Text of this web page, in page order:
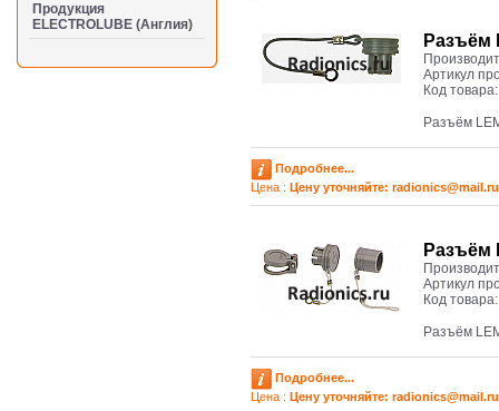
Разъём
Артикул
Код
Разъём
Подробнее...
Цена : Цену уточняйте: radioniсs@mail.ru
Разъём
Артикул
Код
Разъём
Подробнее...
Цена : Цену уточняйте: radioniсs@mail.ru
Продукция
ELECTROLUBE (Англия)